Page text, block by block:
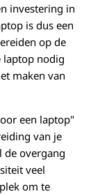
investering in
is dus een
op de
laptop nodig
maken van
een laptop"
van je
de overgang
veel
om te